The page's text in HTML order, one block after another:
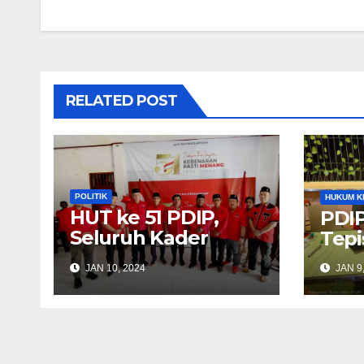
RELATED POST
POLITIK
HUT ke 51 PDIP,
Seluruh Kader
Diingatkan Selalu
Komunikasi
Dengan Masyarakat
JAN 10, 2024
HUKUM
JAN